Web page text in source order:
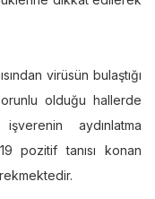
virüsün bulaştığı
zorunlu olduğu hallerde
aydınlatma
pozitif tanısı konan